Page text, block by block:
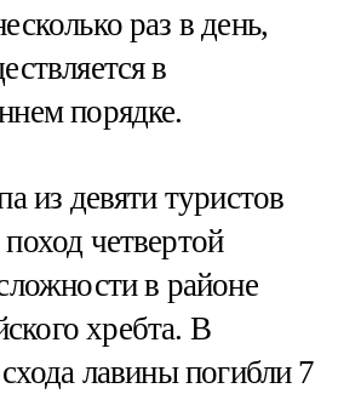
раз в день,
в
порядке.
из девяти туристов
четвертой
в районе
хребта. В
схода лавины погибли 7